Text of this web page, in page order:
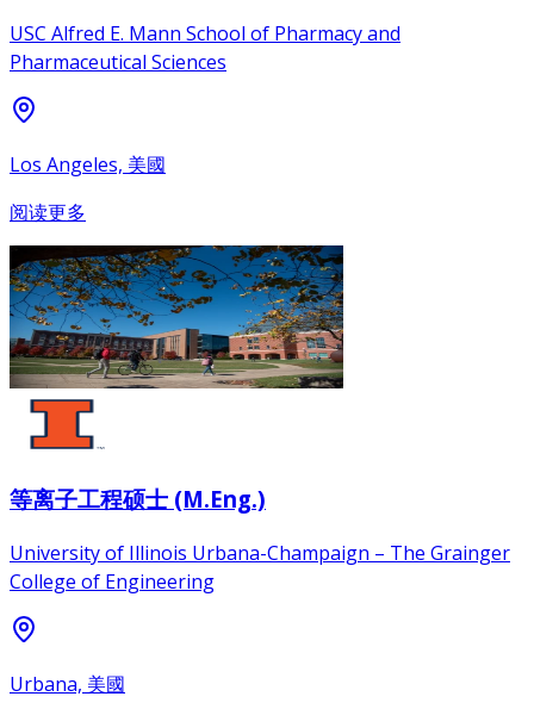
USC Alfred E. Mann School of Pharmacy and
Pharmaceutical Sciences
Los Angeles, 美國
阅读更多
等离子工程硕士 (M.Eng.)
University of Illinois Urbana-Champaign – The Grainger
College of Engineering
Urbana, 美國